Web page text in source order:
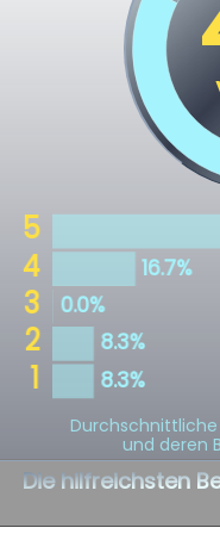
und deren
Die hilfreichsten